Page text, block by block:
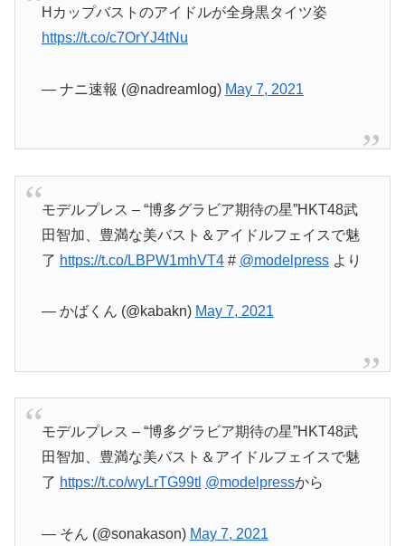
Hカップバストのアイドルが全身黒タイツ姿
https://t.co/c7OrYJ4tNu
— ナニ速報 (@nadreamlog) May 7, 2021
モデルプレス – “博多グラビア期待の星”HKT48武
田智加、豊満な美バスト＆アイドルフェイスで魅
了 https://t.co/LBPW1mhVT4# @modelpressより
— かばくん (@kabakn) May 7, 2021
モデルプレス – “博多グラビア期待の星”HKT48武
田智加、豊満な美バスト＆アイドルフェイスで魅
了 https://t.co/wyLrTG99tl @modelpressから
— そん (@sonakason) May 7, 2021